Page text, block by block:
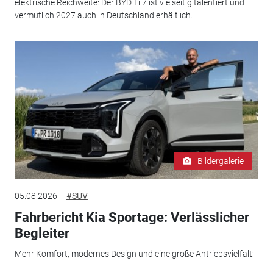
elektrische Reichweite: Der BYD Ti 7 ist vielseitig talentiert und
vermutlich 2027 auch in Deutschland erhältlich.
Bildergalerie
05.08.2026 #SUV
Fahrbericht Kia Sportage: Verlässlicher
Begleiter
Mehr Komfort, modernes Design und eine große Antriebsvielfalt: